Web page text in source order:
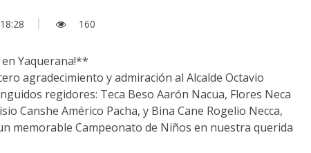
160
Yaquerana!**
agradecimiento y admiración al Alcalde Octavio
regidores: Teca Beso Aarón Nacua, Flores Neca
Canshe Américo Pacha, y Bina Cane Rogelio Necca,
memorable Campeonato de Niños en nuestra querida